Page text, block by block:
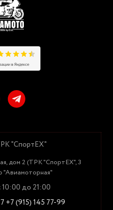
"СпортЕХ"
дом 2 (ТРК "СпортЕХ", 3
"Авиамоторная"
до 21:00
+7 (915) 145 77-99